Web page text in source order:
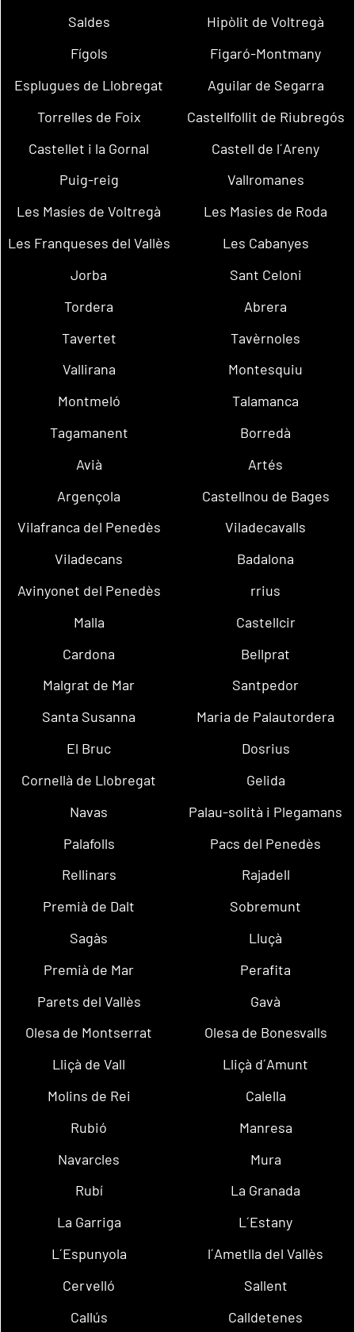
Saldes
Hipòlit de Voltregà
Fígols
Figaró-Montmany
Esplugues de Llobregat
Aguilar de Segarra
Torrelles de Foix
Castellfollit de Riubregós
Castellet i la Gornal
Castell de l´Areny
Puig-reig
Vallromanes
Les Masíes de Voltregà
Les Masies de Roda
Les Franqueses del Vallès
Les Cabanyes
Jorba
Sant Celoni
Tordera
Abrera
Tavertet
Tavèrnoles
Vallirana
Montesquiu
Montmeló
Talamanca
Tagamanent
Borredà
Avià
Artés
Argençola
Castellnou de Bages
Vilafranca del Penedès
Viladecavalls
Viladecans
Badalona
Avinyonet del Penedès
rrius
Malla
Castellcir
Cardona
Bellprat
Malgrat de Mar
Santpedor
Santa Susanna
Maria de Palautordera
El Bruc
Dosrius
Cornellà de Llobregat
Gelida
Navas
Palau-solità i Plegamans
Palafolls
Pacs del Penedès
Rellinars
Rajadell
Premià de Dalt
Sobremunt
Sagàs
Lluçà
Premià de Mar
Perafita
Parets del Vallès
Gavà
Olesa de Montserrat
Olesa de Bonesvalls
Lliçà de Vall
Lliçà d´Amunt
Molins de Rei
Calella
Rubió
Manresa
Navarcles
Mura
Rubí
La Granada
La Garriga
L´Estany
L´Espunyola
l´Ametlla del Vallès
Cervelló
Sallent
Callús
Calldetenes